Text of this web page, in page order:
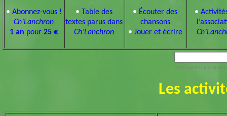
• Abonnez-vous !
Ch’Lanchron
1 an pour 25 €
•
Table des
textes parus dans
Ch’Lanchron
• Écouter des
chansons
• Jouer et écrire
•
Chl’étracheux à
Les